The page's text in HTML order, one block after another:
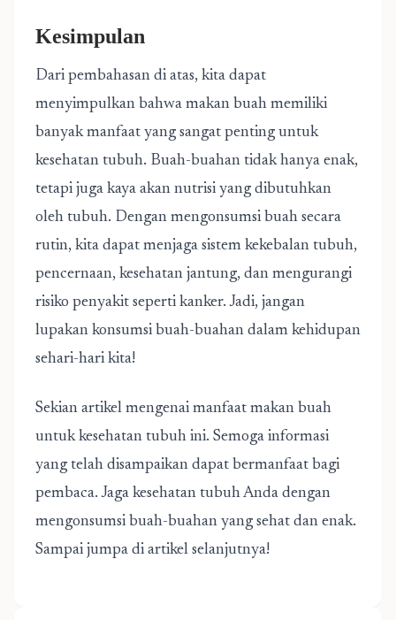
Kesimpulan
Dari pembahasan di atas, kita dapat
menyimpulkan bahwa makan buah memiliki
banyak manfaat yang sangat penting untuk
kesehatan tubuh. Buah-buahan tidak hanya enak,
tetapi juga kaya akan nutrisi yang dibutuhkan
oleh tubuh. Dengan mengonsumsi buah secara
rutin, kita dapat menjaga sistem kekebalan tubuh,
pencernaan, kesehatan jantung, dan mengurangi
risiko penyakit seperti kanker. Jadi, jangan
lupakan konsumsi buah-buahan dalam kehidupan
sehari-hari kita!
Sekian artikel mengenai manfaat makan buah
untuk kesehatan tubuh ini. Semoga informasi
yang telah disampaikan dapat bermanfaat bagi
pembaca. Jaga kesehatan tubuh Anda dengan
mengonsumsi buah-buahan yang sehat dan enak.
Sampai jumpa di artikel selanjutnya!